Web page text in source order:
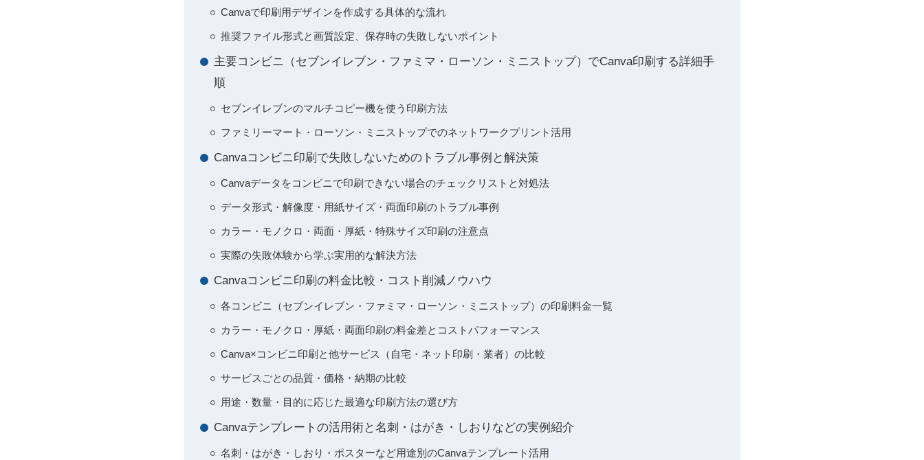
Canvaで印刷用デザインを作成する具体的な流れ
推奨ファイル形式と画質設定、保存時の失敗しないポイント
主要コンビニ（セブンイレブン・ファミマ・ローソン・ミニストップ）でCanva印刷する詳細手
順
セブンイレブンのマルチコピー機を使う印刷方法
ファミリーマート・ローソン・ミニストップでのネットワークプリント活用
Canvaコンビニ印刷で失敗しないためのトラブル事例と解決策
Canvaデータをコンビニで印刷できない場合のチェックリストと対処法
データ形式・解像度・用紙サイズ・両面印刷のトラブル事例
カラー・モノクロ・両面・厚紙・特殊サイズ印刷の注意点
実際の失敗体験から学ぶ実用的な解決方法
Canvaコンビニ印刷の料金比較・コスト削減ノウハウ
各コンビニ（セブンイレブン・ファミマ・ローソン・ミニストップ）の印刷料金一覧
カラー・モノクロ・厚紙・両面印刷の料金差とコストパフォーマンス
Canva×コンビニ印刷と他サービス（自宅・ネット印刷・業者）の比較
サービスごとの品質・価格・納期の比較
用途・数量・目的に応じた最適な印刷方法の選び方
Canvaテンプレートの活用術と名刺・はがき・しおりなどの実例紹介
名刺・はがき・しおり・ポスターなど用途別のCanvaテンプレート活用